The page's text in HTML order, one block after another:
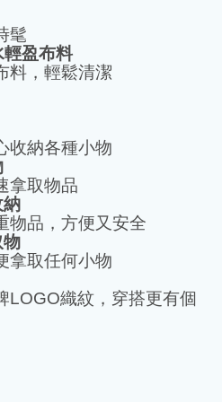
髦
輕盈布料
料，輕鬆清潔
收納各種小物
拿取物品
納
物品，方便又安全
物
拿取任何小物
LOGO織紋，穿搭更有個